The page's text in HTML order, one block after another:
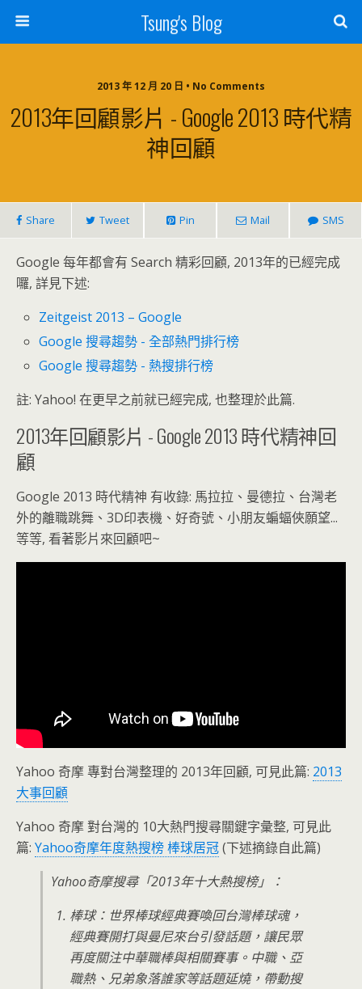
Tsung's Blog
2013 年 12 月 20 日 • No Comments
2013年回顧影片 - Google 2013 時代精
神回顧
Share Tweet Pin Mail SMS
Google 每年都會有 Search 精彩回顧, 2013年的已經完成
囉, 詳見下述:
Zeitgeist 2013 – Google
Google 搜尋趨勢 - 全部熱門排行榜
Google 搜尋趨勢 - 熱搜排行榜
註: Yahoo! 在更早之前就已經完成, 也整理於此篇.
2013年回顧影片 - Google 2013 時代精神回
顧
Google 2013 時代精神 有收錄: 馬拉拉、曼德拉、台灣老
外的離職跳舞、3D印表機、好奇號、小朋友蝙蝠俠願望...
等等, 看著影片來回顧吧~
Yahoo 奇摩 專對台灣整理的 2013年回顧, 可見此篇: 2013
大事回顧
Yahoo 奇摩 對台灣的 10大熱門搜尋關鍵字彙整, 可見此
篇: Yahoo奇摩年度熱搜榜 棒球居冠(下述摘錄自此篇)
Yahoo奇摩搜尋「2013年十大熱搜榜」：
棒球：世界棒球經典賽喚回台灣棒球魂，
經典賽開打與曼尼來台引發話題，讓民眾
再度關注中華職棒與相關賽事。中職、亞
職熱、兄弟象落誰家等話題延燒，帶動搜